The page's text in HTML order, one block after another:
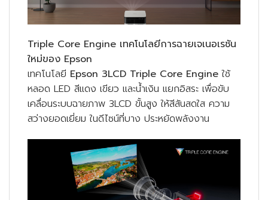
Triple Core Engine เทคโนโลยีการฉายเจเนอเรชัน
ใหม่ของ Epson
เทคโนโลยี Epson 3LCD Triple Core Engine ใช้
หลอด LED สีแดง เขียว และน้ำเงิน แยกอิสระ เพื่อขับ
เคลื่อนระบบฉายภาพ 3LCD ขั้นสูง ให้สีสันสดใส ความ
สว่างยอดเยี่ยม ในดีไซน์ที่บาง ประหยัดพลังงาน